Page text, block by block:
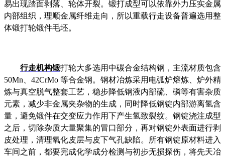
易出现踏面剥落、轮体开裂。锻打成型可以依靠外力压实金属
内部组织，理顺金属纤维走向，所以重载行走设备普遍选用整
体锻打轮锻件毛坯。
行走机构锻打轮大多选用中碳合金结构钢，主流材质包含
50Mn、42CrMo 等合金钢。钢材冶炼采用电弧炉熔炼、炉外精
炼与真空脱气整套工艺，稳步降低钢液内部硫、磷等有害杂质
元素，减少非金属夹杂物的生成，同时降低钢锭内部游离氢含
量，避免锻件在交变应力作用下产生氢致裂纹。钢锭浇注成型
之后，切除杂质大量聚集的冒口部分，再对钢锭外表面进行剥
皮处理，清理氧化皮层与皮下气孔缺陷。所有钢锭原材料进入
车间之前，都要完成化学成分检测与初步无损探伤，将先天冶